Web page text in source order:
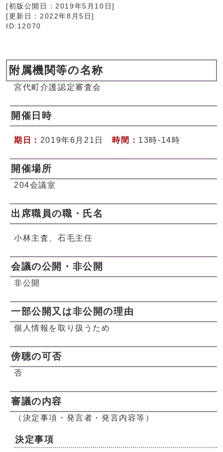
[初版公開日：2019年5月10日]
[更新日： 2022年8月5日]
ID:12070
附属機関等の名称
宮代町介護認定審査会
開催日時
期日： 2019年6月21日 時間： 13時-14時
開催場所
204会議室
出席職員の職・氏名
小林主査、石毛主任
会議の公開・非公開
非公開
一部公開又は非公開の理由
個人情報を取り扱うため
傍聴の可否
否
審議の内容
（決定事項・発言者・発言内容等）
決定事項